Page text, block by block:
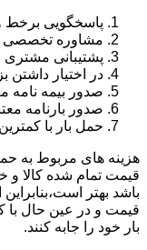
پاسخگویی برخط و
مشاوره تخصصی
پشتیبانی مشتری
در اختیار داشتن
صدور بیمه نامه
صدور بارنامه
حمل بار با
هزینه های مربوط به
قیمت تمام شده کالا و
باشد بهتر
قیمت و در عین حال با
بار خود را جابه کنند.